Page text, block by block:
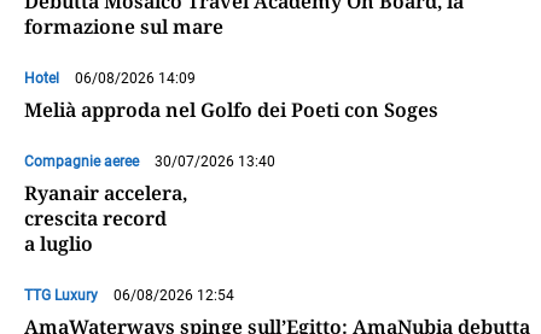
formazione sul mare
Hotel 06/08/2026 14:09
Melià approda nel Golfo dei Poeti con Soges
Compagnie aeree 30/07/2026 13:40
Ryanair accelera,
crescita record
a luglio
TTG Luxury 06/08/2026 12:54
AmaWaterways spinge sull’Egitto: AmaNubia debutta